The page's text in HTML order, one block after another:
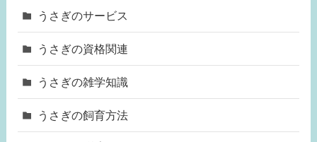
うさぎのサービス
うさぎの資格関連
うさぎの雑学知識
うさぎの飼育方法